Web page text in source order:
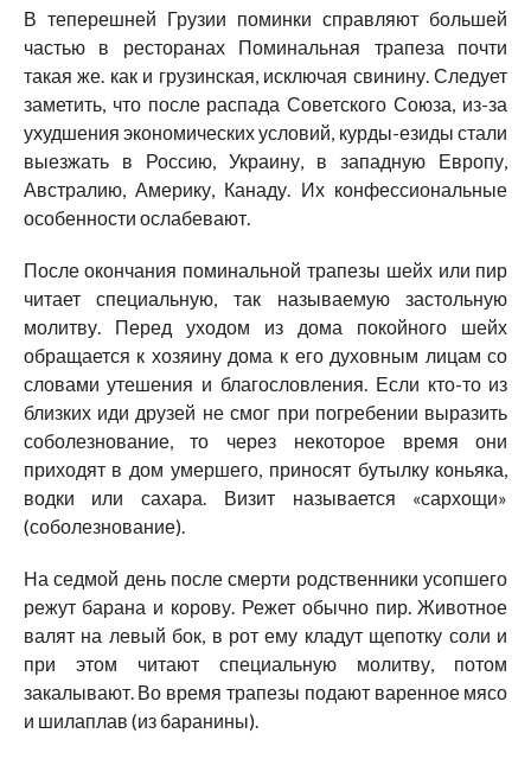
В теперешней Грузии поминки справляют большей
частью в ресторанах Поминальная трапеза почти
такая же. как и грузинская, исключая свинину. Следует
заметить, что после распада Советского Союза, из-за
ухудшения экономических условий, курды-езиды стали
выезжать в Россию, Украину, в западную Европу,
Австралию, Америку, Канаду. Их конфессиональные
особенности ослабевают.
После окончания поминальной трапезы шейх или пир
читает специальную, так называемую застольную
молитву. Перед уходом из дома покойного шейх
обращается к хозяину дома к его духовным лицам со
словами утешения и благословления. Если кто-то из
близких иди друзей не смог при погребении выразить
соболезнование, то через некоторое время они
приходят в дом умершего, приносят бутылку коньяка,
водки или сахара. Визит называется «сархощи»
(соболезнование).
На седмой день после смерти родственники усопшего
режут барана и корову. Режет обычно пир. Животное
валят на левый бок, в рот ему кладут щепотку соли и
при этом читают специальную молитву, потом
закалывают. Во время трапезы подают варенное мясо
и шилаплав (из баранины).